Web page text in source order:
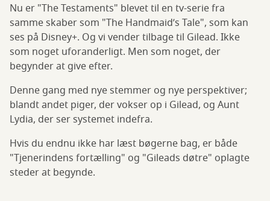
Nu er "The Testaments" blevet til en tv-serie fra
samme skaber som "The Handmaid’s Tale", som kan
ses på Disney+. Og vi vender tilbage til Gilead. Ikke
som noget uforanderligt. Men som noget, der
begynder at give efter.
Denne gang med nye stemmer og nye perspektiver;
blandt andet piger, der vokser op i Gilead, og Aunt
Lydia, der ser systemet indefra.
Hvis du endnu ikke har læst bøgerne bag, er både
"Tjenerindens fortælling" og "Gileads døtre" oplagte
steder at begynde.